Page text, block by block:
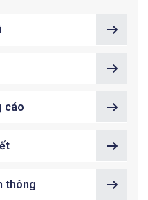
cáo
thông